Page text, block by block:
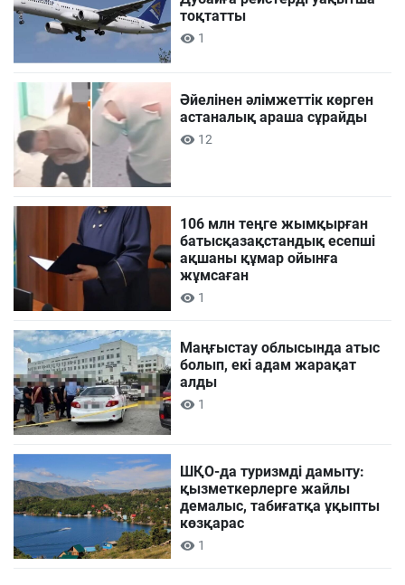
тоқтатты
1
Әйелінен әлімжеттік көрген
астаналық араша сұрайды
12
106 млн теңге жымқырған
батысқазақстандық есепші
ақшаны құмар ойынға
жұмсаған
1
Маңғыстау облысында атыс
болып, екі адам жарақат
алды
1
ШҚО-да туризмді дамыту:
қызметкерлерге жайлы
демалыс, табиғатқа ұқыпты
көзқарас
1